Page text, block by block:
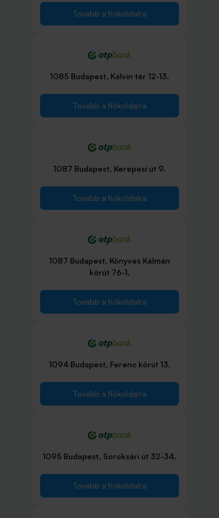
Tovább a fiókoldalra
1085 Budapest, Kálvin tér 12-13.
Tovább a fiókoldalra
1087 Budapest, Kerepesi út 9.
Tovább a fiókoldalra
1087 Budapest, Könyves Kálmán
körút 76-1.
Tovább a fiókoldalra
1094 Budapest, Ferenc körút 13.
Tovább a fiókoldalra
1095 Budapest, Soroksári út 32-34.
Tovább a fiókoldalra